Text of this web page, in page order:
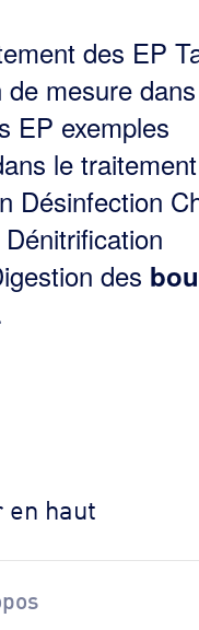
des EP
de mesure
EP exemples
le
Désinfection
des
en haut